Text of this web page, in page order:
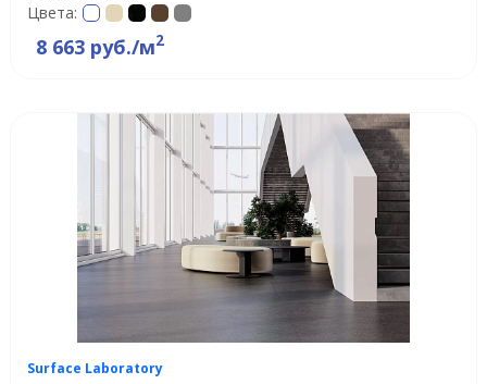
Цвета:
8 663 руб./м2
Surface Laboratory